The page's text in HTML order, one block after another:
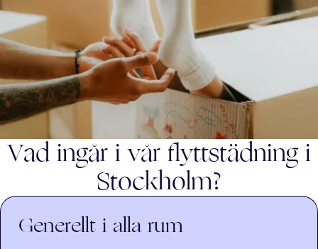
Vad ingår i vår flyttstädning i
Stockholm?
Generellt i alla rum